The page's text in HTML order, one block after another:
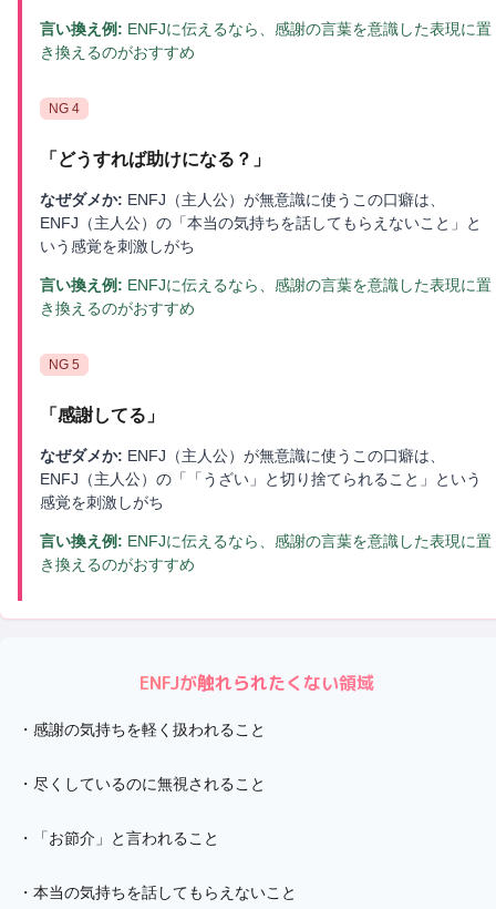
言い換え例: ENFJに伝えるなら、感謝の言葉を意識した表現に置
き換えるのがおすすめ
NG 4
「 どうすれば助けになる？ 」
なぜダメか: ENFJ（主人公）が無意識に使うこの口癖は、
ENFJ（主人公）の「本当の気持ちを話してもらえないこと」と
いう感覚を刺激しがち
言い換え例: ENFJに伝えるなら、感謝の言葉を意識した表現に置
き換えるのがおすすめ
NG 5
「 感謝してる 」
なぜダメか: ENFJ（主人公）が無意識に使うこの口癖は、
ENFJ（主人公）の「「うざい」と切り捨てられること」という
感覚を刺激しがち
言い換え例: ENFJに伝えるなら、感謝の言葉を意識した表現に置
き換えるのがおすすめ
ENFJが触れられたくない領域
・ 感謝の気持ちを軽く扱われること
・ 尽くしているのに無視されること
・ 「お節介」と言われること
・ 本当の気持ちを話してもらえないこと